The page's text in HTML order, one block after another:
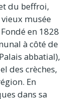
du beffroi,
musée
en 1828
à côté de
abbatial),
des crèches,
En
dans sa